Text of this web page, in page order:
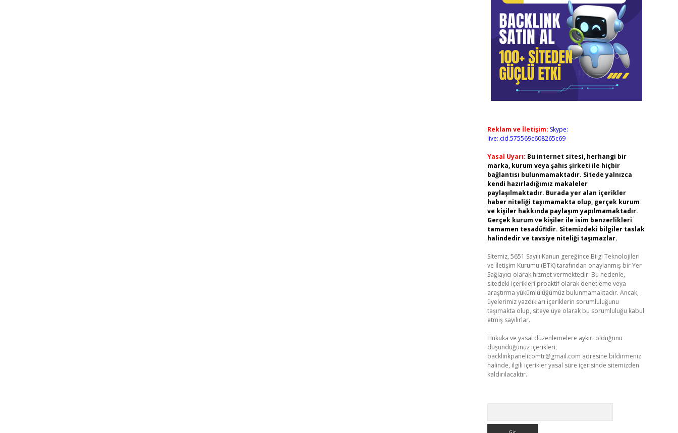
Reklam ve İletişim: Skype:
live:.cid.575569c608265c69
Yasal Uyarı: Bu internet sitesi, herhangi bir
marka, kurum veya şahıs şirketi ile hiçbir
bağlantısı bulunmamaktadır. Sitede yalnızca
kendi hazırladığımız makaleler
paylaşılmaktadır. Burada yer alan içerikler
haber niteliği taşımamakta olup, gerçek kurum
ve kişiler hakkında paylaşım yapılmamaktadır.
Gerçek kurum ve kişiler ile isim benzerlikleri
tamamen tesadüfidir. Sitemizdeki bilgiler taslak
halindedir ve tavsiye niteliği taşımazlar.
Sitemiz, 5651 Sayılı Kanun gereğince Bilgi Teknolojileri
ve İletişim Kurumu (BTK) tarafından onaylanmış bir Yer
Sağlayıcı olarak hizmet vermektedir. Bu nedenle,
sitedeki içerikleri proaktif olarak denetleme veya
araştırma yükümlülüğümüz bulunmamaktadır. Ancak,
üyelerimiz yazdıkları içeriklerin sorumluluğunu
taşımakta olup, siteye üye olarak bu sorumluluğu kabul
etmiş sayılırlar.
Hukuka ve yasal düzenlemelere aykırı olduğunu
düşündüğünüz içerikleri,
backlinkpanelicomtr@gmail.com adresine bildirmeniz
halinde, ilgili içerikler yasal süre içerisinde sitemizden
kaldırılacaktır.